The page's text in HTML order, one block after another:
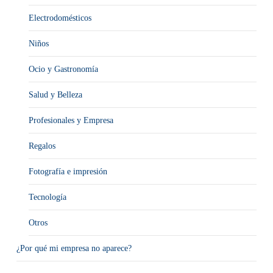
Electrodomésticos
Niños
Ocio y Gastronomía
Salud y Belleza
Profesionales y Empresa
Regalos
Fotografía e impresión
Tecnología
Otros
¿Por qué mi empresa no aparece?